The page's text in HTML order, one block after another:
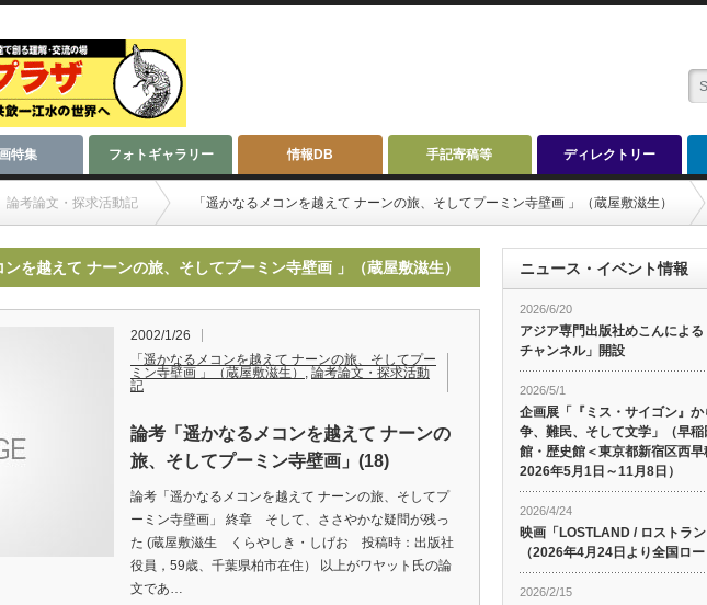
特集 フォトギャラリー 情報DB 手記寄稿等 ディレクトリー
論考論文・探求活動記 「遥かなるメコンを越えて ナーンの旅、そしてプーミン寺壁画 」（蔵屋敷滋生）
を越えて ナーンの旅、そしてプーミン寺壁画 」（蔵屋敷滋生）
2002/1/26
「遥かなるメコンを越えて ナーンの旅、そしてプー
ミン寺壁画 」（蔵屋敷滋生） , 論考論文・探求活動
記
論考「遥かなるメコンを越えて ナーンの
旅、そしてプーミン寺壁画」(18)
論考「遥かなるメコンを越えて ナーンの旅、そしてプ
ーミン寺壁画」 終章 そして、ささやかな疑問が残っ
た (蔵屋敷滋生 くらやしき・しげお 投稿時：出版社
役員，59歳、千葉県柏市在住） 以上がワヤット氏の論
文であ…
ニュース・イベント情報
2026/6/20
アジア専門出版社めこんによ
チャンネル」開設
2026/5/1
企画展「『ミス・サイゴン』
争、難民、そして文学」（早
館・歴史館＜東京都新宿区西早
2026年5月1日～11月8日）
2026/4/24
映画「LOSTLAND / ロストラ
（2026年4月24日より全国ロー
2026/2/15